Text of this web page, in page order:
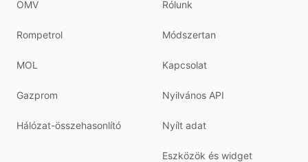
OMV
Rompetrol
MOL
Gazprom
Hálózat-összehasonlító
Rólunk
Módszertan
Kapcsolat
Nyilvános API
Nyílt adat
Eszközök és widget